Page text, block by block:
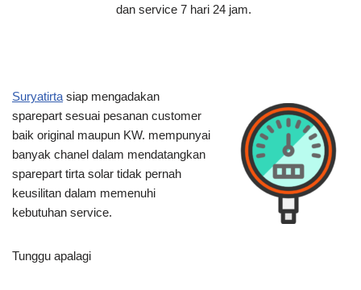
dan service 7 hari 24 jam.
Suryatirta siap mengadakan
sparepart sesuai pesanan customer
baik original maupun KW. mempunyai
banyak chanel dalam mendatangkan
sparepart tirta solar tidak pernah
keusilitan dalam memenuhi
kebutuhan service.
Tunggu apalagi